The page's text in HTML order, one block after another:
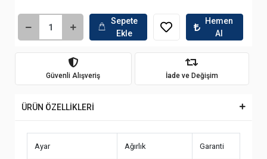
Sepete
Ekle
Hemen
Al
Güvenli Alışveriş İade ve Değişim
ÜRÜN ÖZELLİKLERİ
Ayar Ağırlık Garanti